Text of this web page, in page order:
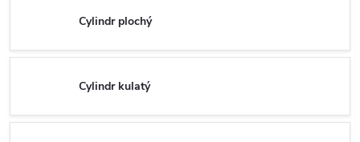
Cylindr plochý
Cylindr kulatý